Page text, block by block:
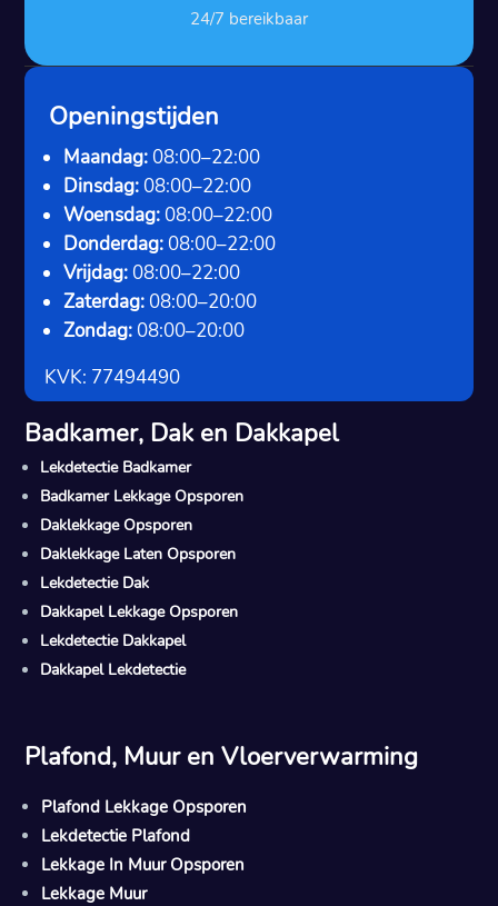
24/7 bereikbaar
Openingstijden
Maandag: 08:00–22:00
Dinsdag: 08:00–22:00
Woensdag: 08:00–22:00
Donderdag: 08:00–22:00
Vrijdag: 08:00–22:00
Zaterdag: 08:00–20:00
Zondag: 08:00–20:00
KVK: 77494490
Badkamer, Dak en Dakkapel
Lekdetectie Badkamer
Badkamer Lekkage Opsporen
Daklekkage Opsporen
Daklekkage Laten Opsporen
Lekdetectie Dak
Dakkapel Lekkage Opsporen
Lekdetectie Dakkapel
Dakkapel Lekdetectie
Plafond, Muur en Vloerverwarming
Plafond Lekkage Opsporen
Lekdetectie Plafond
Lekkage In Muur Opsporen
Lekkage Muur